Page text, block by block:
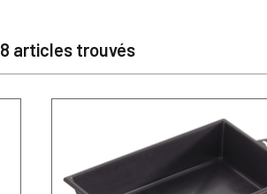
8 articles trouvés